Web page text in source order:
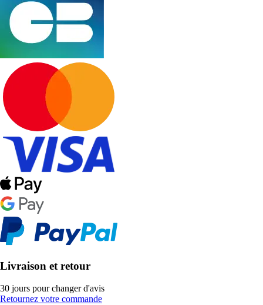
Livraison et retour
30 jours pour changer d'avis
Retournez votre commande